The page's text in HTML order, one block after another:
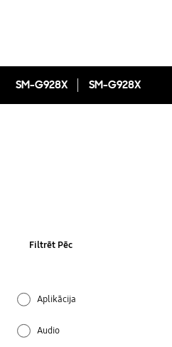
SM-G928X SM-G928X
Filtrēt Pēc
Aplikācija
Audio